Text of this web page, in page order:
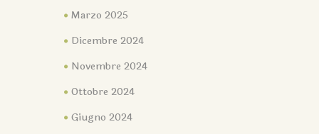
Marzo 2025
Dicembre 2024
Novembre 2024
Ottobre 2024
Giugno 2024